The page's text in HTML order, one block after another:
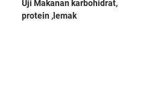
Uji Makanan karbohidrat,
protein ,lemak